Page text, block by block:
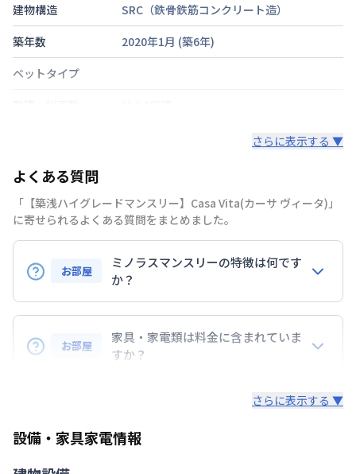
建物構造
SRC（鉄骨鉄筋コンクリート造）
築年数
2020年1月 (築6年)
ベットタイプ
部屋の向き
禁煙・喫煙
禁煙
交通
定員
3名
次回更新日
情報更新日より14日以内
さらに表示する ▼
よくある質問
「【築浅ハイグレードマンスリー】Casa Vita(カーサ ヴィータ)」
に寄せられるよくある質問をまとめました。
お部屋
ミノラスマンスリーの特徴は何です
か？
『敷金』『礼金』などの初期費用は無し！
コスト削減に◎
・24時間安心のコールセンターサポートをご用意し
・延長契約で１日刻みの延長OK！
・解除予告は１４日前！急な予定変更もご安心くださ
お部屋
家具・家電類は料金に含まれていま
すか？
すべて取り揃えています！
▼家電・家具
テレビ、ドライヤー、炊飯ジャー、洗濯機、掃除機、
さらに表示する ▼
設備・家具家電情報